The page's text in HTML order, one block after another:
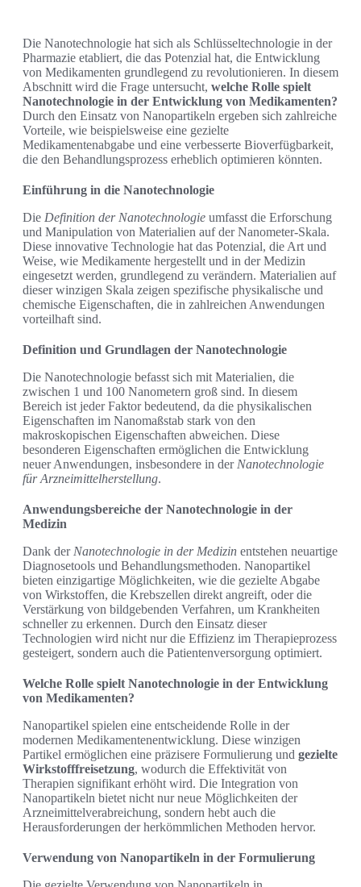
Die Nanotechnologie hat sich als Schlüsseltechnologie in der
Pharmazie etabliert, die das Potenzial hat, die Entwicklung
von Medikamenten grundlegend zu revolutionieren. In diesem
Abschnitt wird die Frage untersucht, welche Rolle spielt
Nanotechnologie in der Entwicklung von Medikamenten?
Durch den Einsatz von Nanopartikeln ergeben sich zahlreiche
Vorteile, wie beispielsweise eine gezielte
Medikamentenabgabe und eine verbesserte Bioverfügbarkeit,
die den Behandlungsprozess erheblich optimieren könnten.
Einführung in die Nanotechnologie
Die Definition der Nanotechnologie umfasst die Erforschung
und Manipulation von Materialien auf der Nanometer-Skala.
Diese innovative Technologie hat das Potenzial, die Art und
Weise, wie Medikamente hergestellt und in der Medizin
eingesetzt werden, grundlegend zu verändern. Materialien auf
dieser winzigen Skala zeigen spezifische physikalische und
chemische Eigenschaften, die in zahlreichen Anwendungen
vorteilhaft sind.
Definition und Grundlagen der Nanotechnologie
Die Nanotechnologie befasst sich mit Materialien, die
zwischen 1 und 100 Nanometern groß sind. In diesem
Bereich ist jeder Faktor bedeutend, da die physikalischen
Eigenschaften im Nanomaßstab stark von den
makroskopischen Eigenschaften abweichen. Diese
besonderen Eigenschaften ermöglichen die Entwicklung
neuer Anwendungen, insbesondere in der Nanotechnologie
für Arzneimittelherstellung.
Anwendungsbereiche der Nanotechnologie in der
Medizin
Dank der Nanotechnologie in der Medizin entstehen neuartige
Diagnosetools und Behandlungsmethoden. Nanopartikel
bieten einzigartige Möglichkeiten, wie die gezielte Abgabe
von Wirkstoffen, die Krebszellen direkt angreift, oder die
Verstärkung von bildgebenden Verfahren, um Krankheiten
schneller zu erkennen. Durch den Einsatz dieser
Technologien wird nicht nur die Effizienz im Therapieprozess
gesteigert, sondern auch die Patientenversorgung optimiert.
Welche Rolle spielt Nanotechnologie in der Entwicklung
von Medikamenten?
Nanopartikel spielen eine entscheidende Rolle in der
modernen Medikamentenentwicklung. Diese winzigen
Partikel ermöglichen eine präzisere Formulierung und gezielte
Wirkstofffreisetzung, wodurch die Effektivität von
Therapien signifikant erhöht wird. Die Integration von
Nanopartikeln bietet nicht nur neue Möglichkeiten der
Arzneimittelverabreichung, sondern hebt auch die
Herausforderungen der herkömmlichen Methoden hervor.
Verwendung von Nanopartikeln in der Formulierung